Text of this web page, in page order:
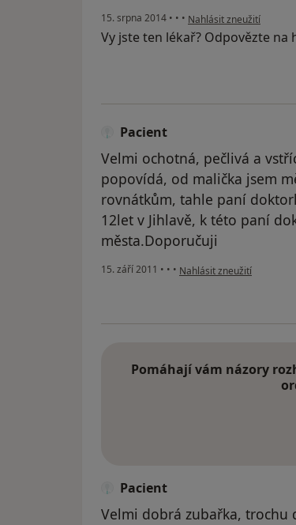
15. srpna 2014 • • • podle názoru uživatele
Nahlásit zneužití
Vy jste ten lékař? Odpovězte na
Pacient
Velmi ochotná, pečlivá a
popovídá, od malička jsem
rovnátkům, tahle paní
12let v Jihlavě, k této paní
města.Doporučuji
15. září 2011 • • • podle názoru uživatele
Nahlásit zneužití
Pomáhají vám názory
Pacient
Velmi dobrá zubařka, trochu